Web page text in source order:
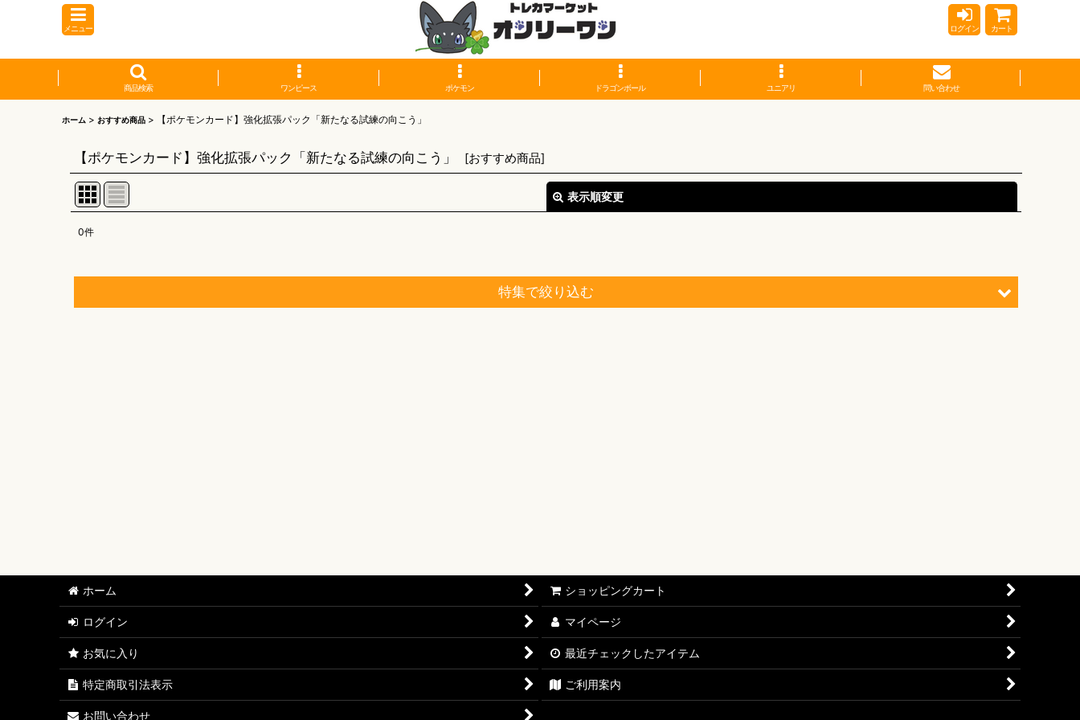
メニュー ログイン カート
商品検索 ワンピース ポケモン ドラゴンボール ユニアリ 問い合わせ
ホーム > おすすめ商品 > 【ポケモンカード】強化拡張パック「新たなる試練の向こう」
【ポケモンカード】強化拡張パック「新たなる試練の向こう」 [おすすめ商品]
表示順変更
0件
特集で絞り込む
【ワンピースカード】エクストラブースター ONE PIECE Heroines Edition【EB-03】
【ワンピースカード】ブースターパック 受け継がれる意志【OP-13】
【ワンピースカード】プレミアムブースター ONE PIECE CARD THE BEST vol.2【PRB-02】
【ワンピースカード】ブースターパック 師弟の絆【OP-12】
【ワンピースカード】ブースターパック 神速の拳【OP-11】
ホーム ショッピングカート
ログイン マイページ
お気に入り 最近チェックしたアイテム
特定商取引法表示 ご利用案内
お問い合わせ